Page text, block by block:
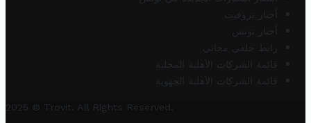
أخبار تروفيت
أخبار تونس
رابط خلفي مجاني
قائمة الشركات الأهلية المحلية
قائمة الشركات الأهلية الجهوية
2025 © Trovit. All Rights Reserved.